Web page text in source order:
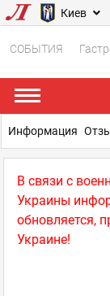
Киев
СОБЫТИЯ
В связи с
Украины
обновляется,
Украине!
Информация